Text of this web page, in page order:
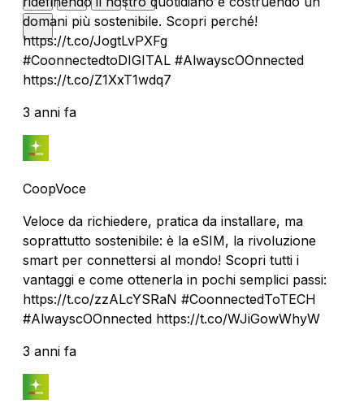
domani più sostenibile. Scopri perché!
https://t.co/JogtLvPXFg
#CoonnectedtoDIGITAL #AlwayscOOnnected
https://t.co/Z1XxT1wdq7
3 anni fa
CoopVoce
Veloce da richiedere, pratica da installare, ma
soprattutto sostenibile: è la eSIM, la rivoluzione
smart per connettersi al mondo! Scopri tutti i
vantaggi e come ottenerla in pochi semplici passi:
https://t.co/zzALcYSRaN #CoonnectedToTECH
#AlwayscOOnnected https://t.co/WJiGowWhyW
3 anni fa